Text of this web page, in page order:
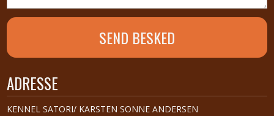
ADRESSE
​KENNEL SATORI/ KARSTEN SONNE ANDERSEN